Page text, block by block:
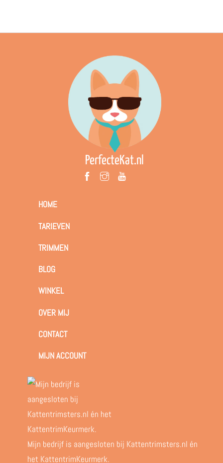
PerfecteKat.nl
HOME
TARIEVEN
TRIMMEN
BLOG
WINKEL
OVER MIJ
CONTACT
MIJN ACCOUNT
Mijn bedrijf is aangesloten bij Kattentrimsters.nl én
het KattentrimKeurmerk.